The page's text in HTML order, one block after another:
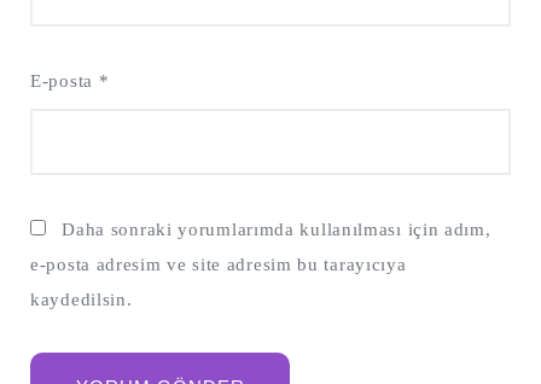
E-posta *
Daha sonraki yorumlarımda kullanılması için adım,
e-posta adresim ve site adresim bu tarayıcıya
kaydedilsin.